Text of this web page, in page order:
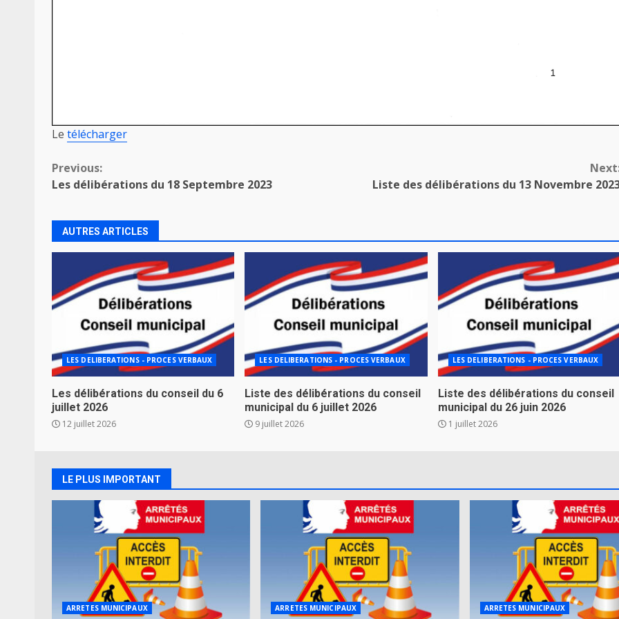
Le télécharger
Continue
Previous:
Les délibérations du 18 Septembre 2023
Liste des délibérations du 13 Novembre
AUTRES ARTICLES
LES DELIBERATIONS - PROCES VERBAUX
Les délibérations du conseil du 6
juillet 2026
12 juillet 2026
LES DELIBERATIONS - PROCES VERBAUX
Liste des délibérations du conseil
municipal du 6 juillet 2026
9 juillet 2026
LES DELIBERATIONS - PROCES VERBAUX
Liste des délibérations du conseil
municipal du 26 juin 2026
1 juillet 2026
LE PLUS IMPORTANT
ARRETES MUNICIPAUX ARRETES MUNICIPAUX ARRETES MUNICIPAUX